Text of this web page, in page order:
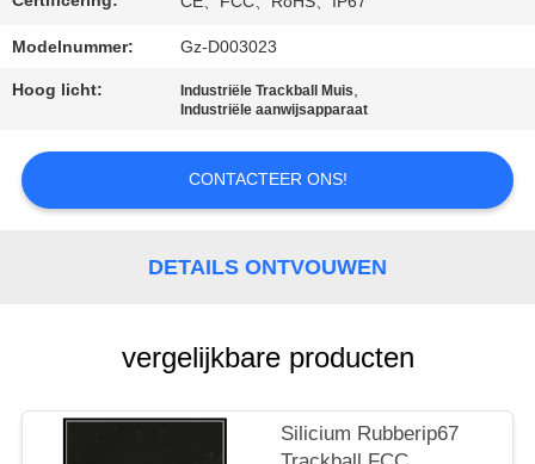
OM
EEN
CITAAT
SITEMAP
Modelnummer: Gz-D003023
Hoog licht: Industriële Trackball Muis,
Industriële aanwijsapparaat
CONTACTEER ONS!
DETAILS ONTVOUWEN
vergelijkbare producten
Silicium Rubberip67